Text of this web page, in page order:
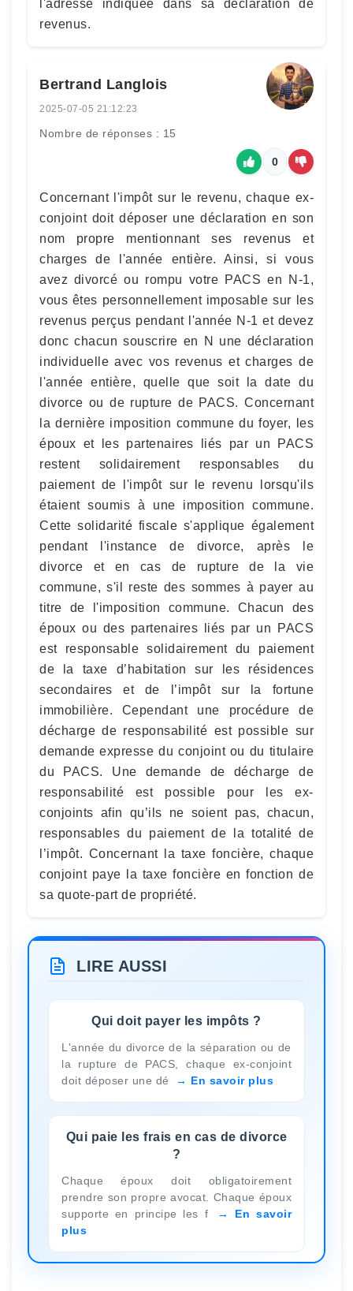
l'adresse indiquée dans sa déclaration de
revenus.
Bertrand Langlois
2025-07-05 21:12:23
Nombre de réponses : 15
0
Concernant l'impôt sur le revenu, chaque ex-
conjoint doit déposer une déclaration en son
nom propre mentionnant ses revenus et
charges de l'année entière. Ainsi, si vous
avez divorcé ou rompu votre PACS en N-1,
vous êtes personnellement imposable sur les
revenus perçus pendant l'année N-1 et devez
donc chacun souscrire en N une déclaration
individuelle avec vos revenus et charges de
l'année entière, quelle que soit la date du
divorce ou de rupture de PACS. Concernant
la dernière imposition commune du foyer, les
époux et les partenaires liés par un PACS
restent solidairement responsables du
paiement de l'impôt sur le revenu lorsqu'ils
étaient soumis à une imposition commune.
Cette solidarité fiscale s'applique également
pendant l'instance de divorce, après le
divorce et en cas de rupture de la vie
commune, s'il reste des sommes à payer au
titre de l'imposition commune. Chacun des
époux ou des partenaires liés par un PACS
est responsable solidairement du paiement
de la taxe d’habitation sur les résidences
secondaires et de l’impôt sur la fortune
immobilière. Cependant une procédure de
décharge de responsabilité est possible sur
demande expresse du conjoint ou du titulaire
du PACS. Une demande de décharge de
responsabilité est possible pour les ex-
conjoints afin qu’ils ne soient pas, chacun,
responsables du paiement de la totalité de
l’impôt. Concernant la taxe foncière, chaque
conjoint paye la taxe foncière en fonction de
sa quote-part de propriété.
LIRE AUSSI
Qui doit payer les impôts ?
L'année du divorce de la séparation ou de
la rupture de PACS, chaque ex-conjoint
doit déposer une dé
En savoir plus
Qui paie les frais en cas de divorce
?
Chaque époux doit obligatoirement
prendre son propre avocat. Chaque époux
supporte en principe les f
En savoir
plus